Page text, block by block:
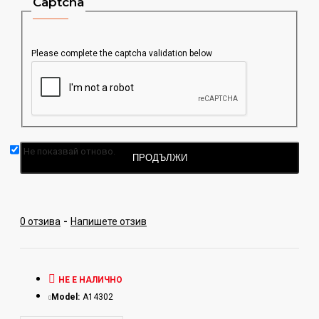
Не показвай отново.
аминокиселини – Л-левцин, Л-изолевцин, Л-валин.
заедно с това са и изключително важни за
организма. Тялото ни не може да ги произвежда, за
това трябва да си ги набавяме чрез хранителен
прием, което прави този протеин още по-уникален.
Ползи:
Подхранва мускулатурата
Спомага за покачването на мускулна маса
Намалява мускулната умора
Please complete the captcha validation below
ПРОДЪЛЖИ
0 отзива - Напишете отзив
НЕ Е НАЛИЧНО
Model: A14302